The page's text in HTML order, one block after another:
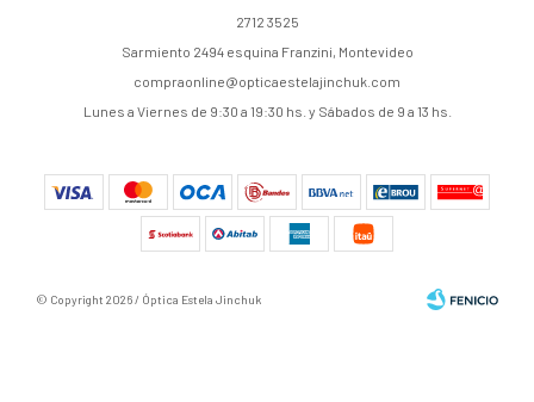
2712 3525
Sarmiento 2494 esquina Franzini, Montevideo
compraonline@opticaestelajinchuk.com
Lunes a Viernes de 9:30 a 19:30 hs. y Sábados de 9 a 13 hs.
© Copyright 2026 / Óptica Estela Jinchuk